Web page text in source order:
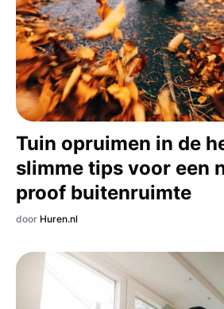
Tuin opruimen in de
slimme tips voor een
proof buitenruimte
door Huren.nl